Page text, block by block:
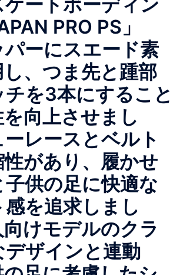
PRO PS」
ーにスエード素
、つま先と踵部
を3本にすること
向上させまし
レースとベルト
があり、履かせ
供の足に快適な
を追求しまし
けモデルのクラ
デザインと連動